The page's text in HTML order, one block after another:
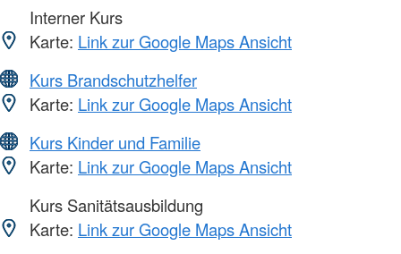
Interner Kurs
Karte: Link zur Google Maps Ansicht
Kurs Brandschutzhelfer
Karte: Link zur Google Maps Ansicht
Kurs Kinder und Familie
Karte: Link zur Google Maps Ansicht
Kurs Sanitätsausbildung
Karte: Link zur Google Maps Ansicht